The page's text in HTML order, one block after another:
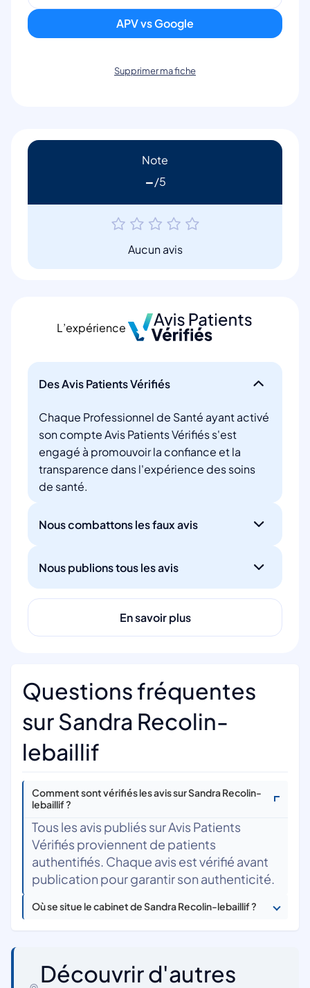
APV vs Google
Supprimer ma fiche
Note
-
Aucun avis
L’expérience
Des Avis Patients Vérifiés
Chaque Professionnel de Santé ayant activé
son compte Avis Patients Vérifiés s'est
engagé à promouvoir la confiance et la
transparence dans l'expérience des soins
de santé.
Nous combattons les faux avis
Nous publions tous les avis
En savoir plus
Questions fréquentes
sur Sandra Recolin-
lebaillif
Comment sont vérifiés les avis sur Sandra Recolin-
lebaillif ?
Tous les avis publiés sur Avis Patients
Vérifiés proviennent de patients
authentifiés. Chaque avis est vérifié avant
publication pour garantir son authenticité.
Où se situe le cabinet de Sandra Recolin-lebaillif ?
Découvrir d'autres